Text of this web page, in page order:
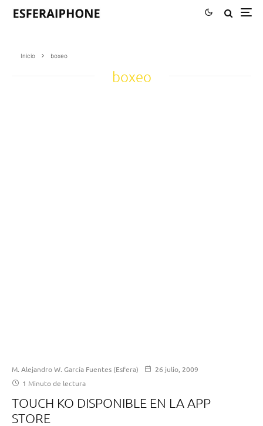
Inicio boxeo
boxeo
M. Alejandro W. García Fuentes (Esfera)
26 julio, 2009
1 Minuto de lectura
TOUCH KO DISPONIBLE EN LA APP
STORE